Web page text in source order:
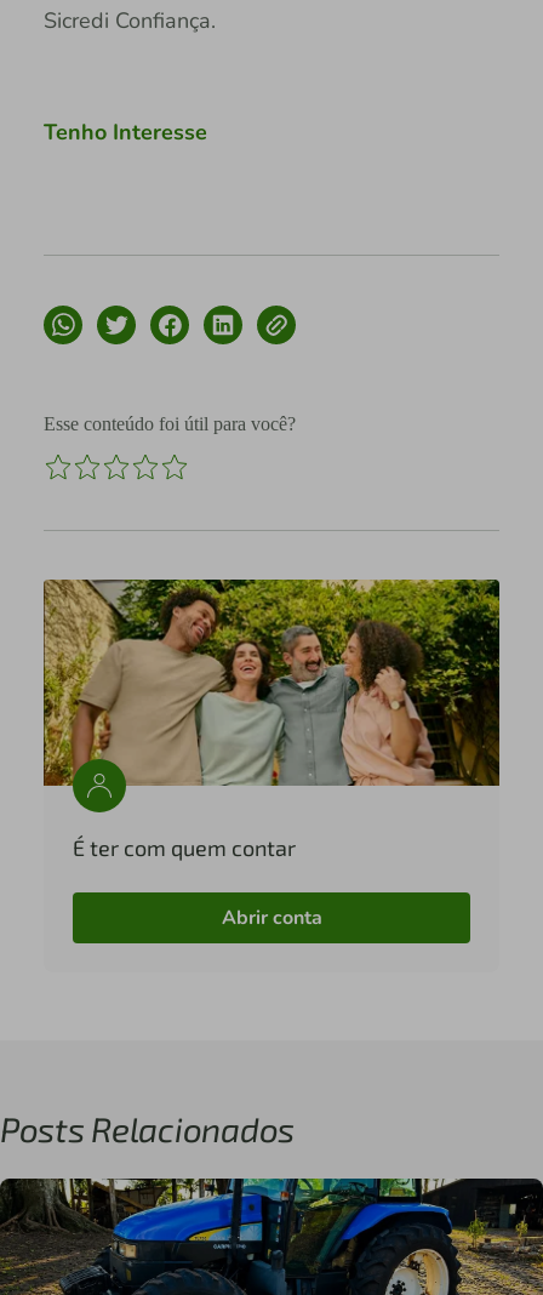
Sicredi Confiança.
Tenho Interesse
Esse conteúdo foi útil para você?
É ter com quem contar
Abrir conta
Posts Relacionados